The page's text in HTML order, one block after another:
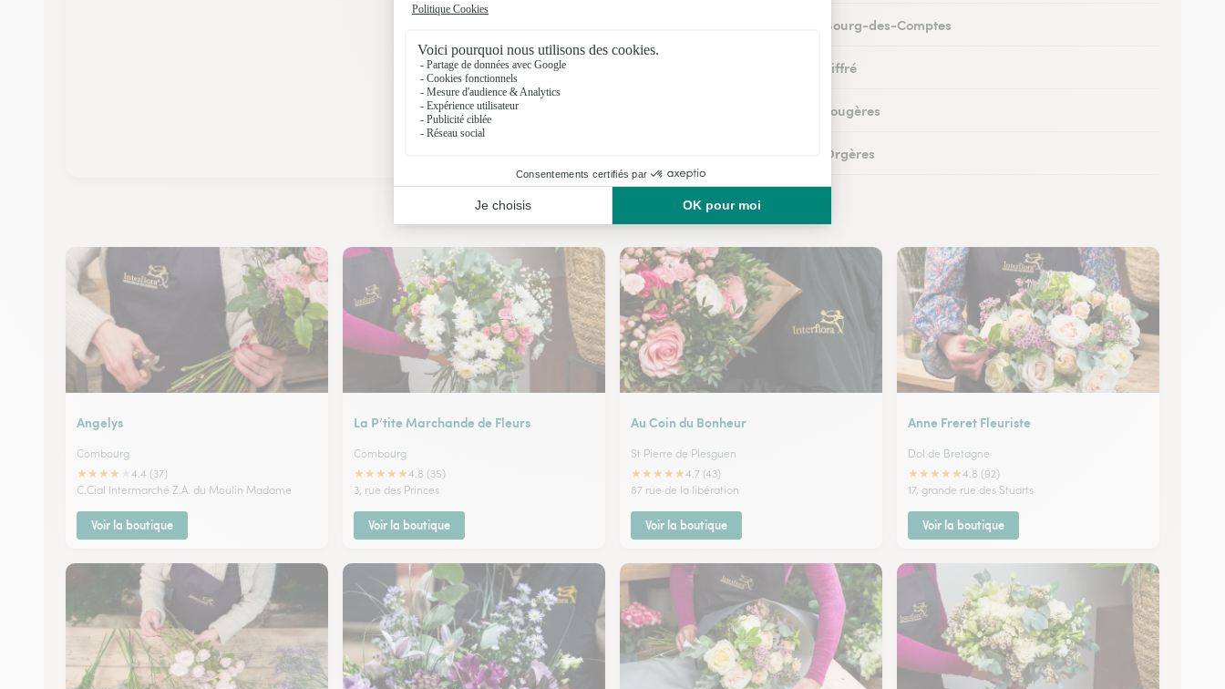
Fleuristes à Bourg-des-Comptes
Fleuristes à Liffré
Fleuristes à Fougères
Fleuristes à Orgères
Nos fleuristes à Meillac
Angelys
Combourg
★★★★
4.4 (37)
C.Cial Intermarché Z.A. du Moulin Madame
Voir la boutique
La P’tite Marchande de Fleurs
Combourg
★★★★★4.8 (35)
3, rue des Princes
Voir la boutique
Au Coin du Bonheur
St Pierre de Plesguen
★★★★★4.7 (43)
87 rue de la libération
Voir la boutique
Anne Freret Fleuriste
Dol de Bretagne
★★★★★4.8 (92)
17, grande rue des Stuarts
Voir la boutique